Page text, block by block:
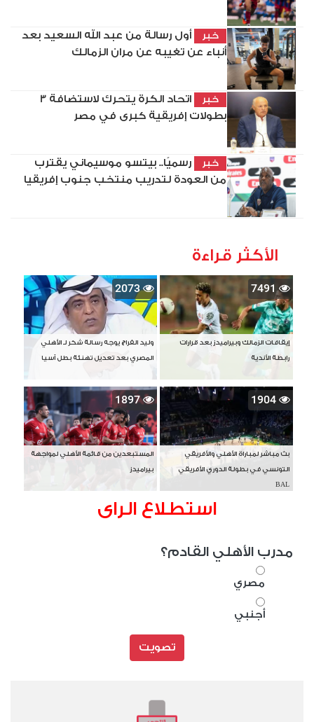
خبر
أول رسالة من عبد الله السعيد بعد
أنباء عن تغيبه عن مران الزمالك
خبر
اتحاد الكرة يتحرك لاستضافة 3
بطولات إفريقية كبرى في مصر
خبر
رسميًا.. بيتسو موسيماني يقترب
من العودة لتدريب منتخب جنوب إفريقيا
الأكثر قراءة
7491
إيقافات الزمالك وبيراميدز بعد قرارات
رابطة الأندية
2073
وليد الفراج يوجه رسالة شكر لـ الأهلي
المصري بعد تعديل تهنئة بطل آسيا
1904
بث مباشر لمباراة الأهلي والأفريقي
التونسي في بطولة الدوري الأفريقي
BAL
1897
المستبعدين من قائمة الأهلي لمواجهة
بيراميدز
استطلاع الراى
مدرب الأهلي القادم؟
مصري
أجنبي
تصويت